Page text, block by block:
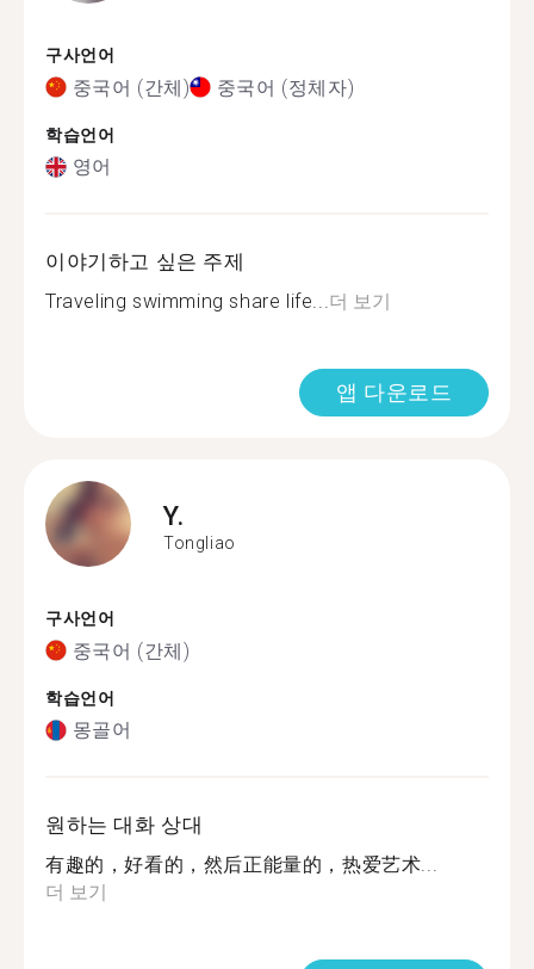
구사언어
중국어 (간체) 중국어 (정체자)
학습언어
영어
이야기하고 싶은 주제
Traveling swimming share life...더 보기
앱 다운로드
Y.
Tongliao
구사언어
중국어 (간체)
학습언어
몽골어
원하는 대화 상대
有趣的，好看的，然后正能量的，热爱艺术...
더 보기